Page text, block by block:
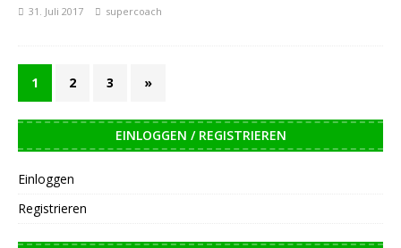
31. Juli 2017 supercoach
1 2 3 »
EINLOGGEN / REGISTRIEREN
Einloggen
Registrieren